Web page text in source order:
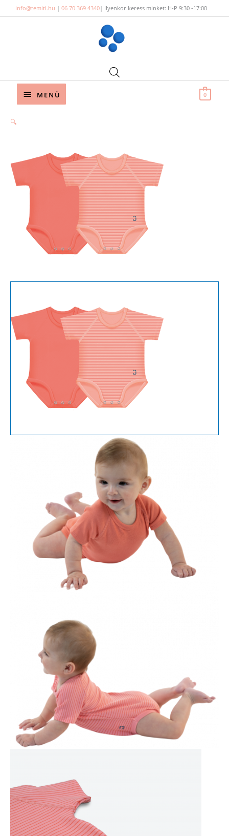
to
info@temiti.hu | 06 70 369 4340| Ilyenkor keress minket: H-P 9:30 -17:00
Below
MENÜ 0
🔍